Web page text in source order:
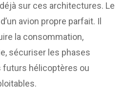
sur ces architectures. Le
avion propre parfait. Il
la consommation,
sécuriser les phases
futurs hélicoptères ou